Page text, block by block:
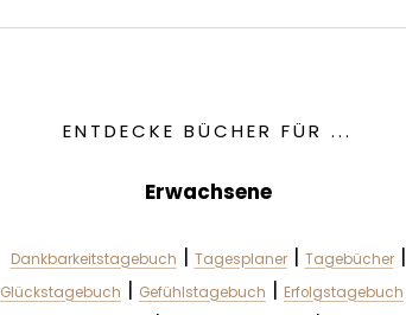
ENTDECKE BÜCHER FÜR ...
Erwachsene
Dankbarkeitstagebuch | Tagesplaner| Tagebücher|
Glückstagebuch | Gefühlstagebuch | Erfolgstagebuch